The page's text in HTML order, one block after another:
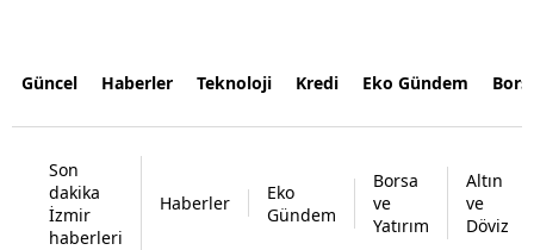
Güncel Haberler Teknoloji Kredi Eko Gündem
Son
dakika
İzmir
haberleri
Haberler
Eko
Gündem
Borsa
ve
Yatırım
Altın
ve
Döviz